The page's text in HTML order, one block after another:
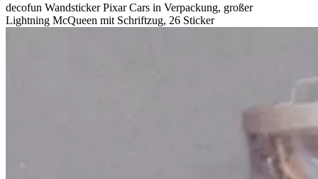
decofun Wandsticker Pixar Cars in Verpackung, großer
Lightning McQueen mit Schriftzug, 26 Sticker